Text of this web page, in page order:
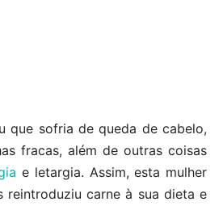
que sofria de queda de cabelo,
fracas, além de outras coisas
e letargia. Assim, esta mulher
reintroduziu carne à sua dieta e